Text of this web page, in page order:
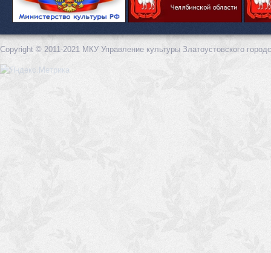
Copyright © 2011-2021 МКУ Управление культуры Златоустовского